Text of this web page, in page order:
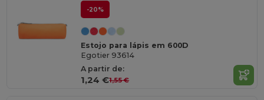
-20%
Estojo para lápis em 600D
Egotier 93614
A partir de:
1,24 €1,55 €